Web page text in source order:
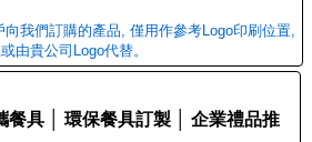
我們訂購的產品, 僅用作參考Logo印刷位置,
由貴公司Logo代替。
餐具 │ 環保餐具訂製 │ 企業禮品推